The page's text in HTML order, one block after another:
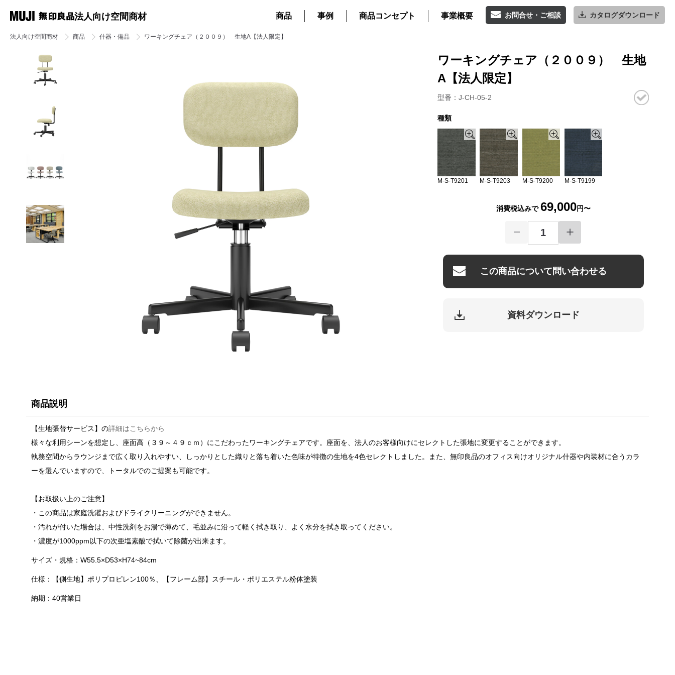
法人向け空間商材 商品 事例 商品コンセプト 事業概要 お問合せ・ご相談 カタログダウンロード
法人向け空間商材 商品 什器・備品 ワーキングチェア（２００９） 生地A【法人限定】
ワーキングチェア（２００９） 生地
A【法人限定】
型番：J-CH-05-2
種類
M-S-T9201 M-S-T9203 M-S-T9200 M-S-T9199
消費税込みで69,000円〜
この商品について問い合わせる
資料ダウンロード
商品説明
【生地張替サービス】の詳細はこちらから
様々な利用シーンを想定し、座面高（３９～４９ｃｍ）にこだわったワーキングチェアです。座面を、法人のお客様向けにセレクトした張地に変更することができます。
執務空間からラウンジまで広く取り入れやすい、しっかりとした織りと落ち着いた色味が特徴の生地を4色セレクトしました。また、無印良品のオフィス向けオリジナル什器や内装材に合うカラ
ーを選んでいますので、トータルでのご提案も可能です。
【お取扱い上のご注意】
・この商品は家庭洗濯およびドライクリーニングができません。
・汚れが付いた場合は、中性洗剤をお湯で薄めて、毛並みに沿って軽く拭き取り、よく水分を拭き取ってください。
・濃度が1000ppm以下の次亜塩素酸で拭いて除菌が出来ます。
サイズ・規格：W55.5×D53×H74~84cm
仕様：【側生地】ポリプロピレン100％、【フレーム部】スチール・ポリエステル粉体塗装
納期：40営業日